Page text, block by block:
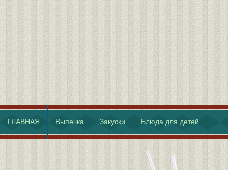
ГЛАВНАЯ Выпечка Закуски Блюда для детей